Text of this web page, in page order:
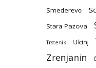
Smederevo
Stara Pazova
Trstenik Ulcinj
Zrenjanin